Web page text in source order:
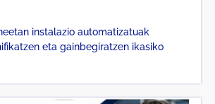
instalazio automatizatuak
eta gainbegiratzen ikasiko